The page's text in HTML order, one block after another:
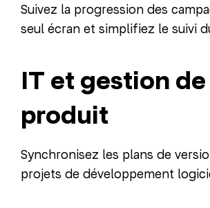
Suivez la progression des
seul écran et simplifiez le suivi
IT et gestion de
produit
Synchronisez les plans de
projets de développement